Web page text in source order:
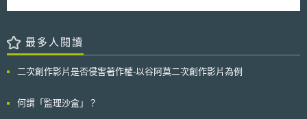
不會侵害品牌持有人之商標權；但需注意者是，經由關鍵字產生的廣告內容
中，如果品牌持有人得以舉證該內容已侵害其商標時，Google仍可能負有
侵害責任。 歐盟法院顧問之見解雖然並非具有實質的拘束力，但約莫
各界意見。 其中有關頻率管理的部分，執委會認為成員國間各自為政的頻
率仍不如預期，成員國間的數位發展程度也參差不齊，法規環境差異對跨境
提供服務所造成的障礙亦導致數位單一市場難以成形。為避免相同困境在
步同調各成員國的頻率管理政策與規範環境，提高歐盟對頻率政策的掌控，
注，歐盟既有電子通訊網路和服務的監管架構並未就雲端服務業者規範相關
最多人閱讀
二次創作影片是否侵害著作權-以谷阿莫二次創作影片為例
何謂「監理沙盒」？